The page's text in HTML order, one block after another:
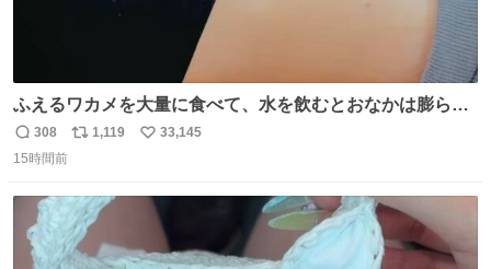
ふえるワカメを大量に食べて、水を飲むとおなかは膨ら
む・・・・！？ ⚠️よい子は絶対マネしないでね⚠️ #夏休み
の自由研究
返
信
308
リ
ト
数
1,119
い
33,145
15時間前